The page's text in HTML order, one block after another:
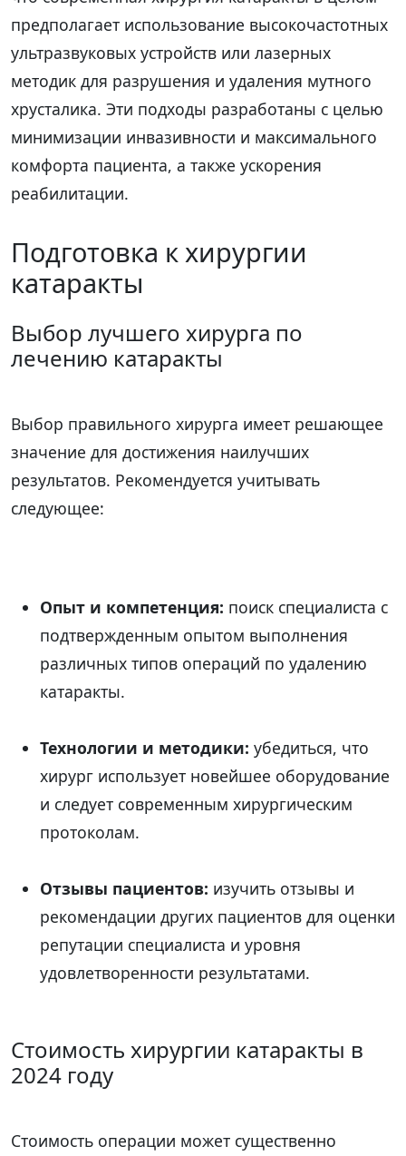
предполагает использование высокочастотных
ультразвуковых устройств или лазерных
методик для разрушения и удаления мутного
хрусталика. Эти подходы разработаны с целью
минимизации инвазивности и максимального
комфорта пациента, а также ускорения
реабилитации.
Подготовка к хирургии
катаракты
Выбор лучшего хирурга по
лечению катаракты
Выбор правильного хирурга имеет решающее
значение для достижения наилучших
результатов. Рекомендуется учитывать
следующее:
Опыт и компетенция: поиск специалиста с
подтвержденным опытом выполнения
различных типов операций по удалению
катаракты.
Технологии и методики: убедиться, что
хирург использует новейшее оборудование
и следует современным хирургическим
протоколам.
Отзывы пациентов: изучить отзывы и
рекомендации других пациентов для оценки
репутации специалиста и уровня
удовлетворенности результатами.
Стоимость хирургии катаракты в
2024 году
Стоимость операции может существенно